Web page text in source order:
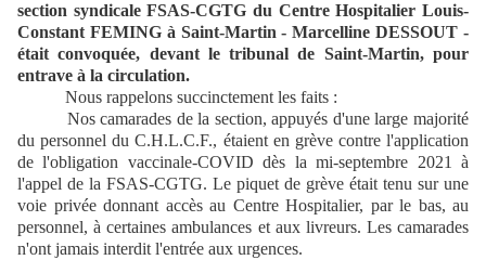
section syndicale FSAS-CGTG du Centre Hospitalier Louis-
Constant FEMING à Saint-Martin - Marcelline DESSOUT -
était convoquée, devant le tribunal de Saint-Martin, pour
entrave à la circulation.
Nous rappelons succinctement les faits :
Nos camarades de la section, appuyés d'une large majorité
du personnel du C.H.L.C.F., étaient en grève contre l'application
de l'obligation vaccinale-COVID dès la mi-septembre 2021 à
l'appel de la FSAS-CGTG. Le piquet de grève était tenu sur une
voie privée donnant accès au Centre Hospitalier, par le bas, au
personnel, à certaines ambulances et aux livreurs. Les camarades
n'ont jamais interdit l'entrée aux urgences.